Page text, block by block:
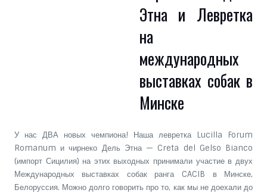
Этна и Левретка
на
международных
выставках собак в
Минске
У нас ДВА новых чемпиона! Наша левретка Lucilla Forum
Romanum и чирнеко Дель Этна — Creta del Gelso Bianco
(импорт Сицилия) на этих выходных принимали участие в двух
Международных выставках собак ранга CACIB в Минске,
Белоруссия. Можно долго говорить про то, как мы не доехали до